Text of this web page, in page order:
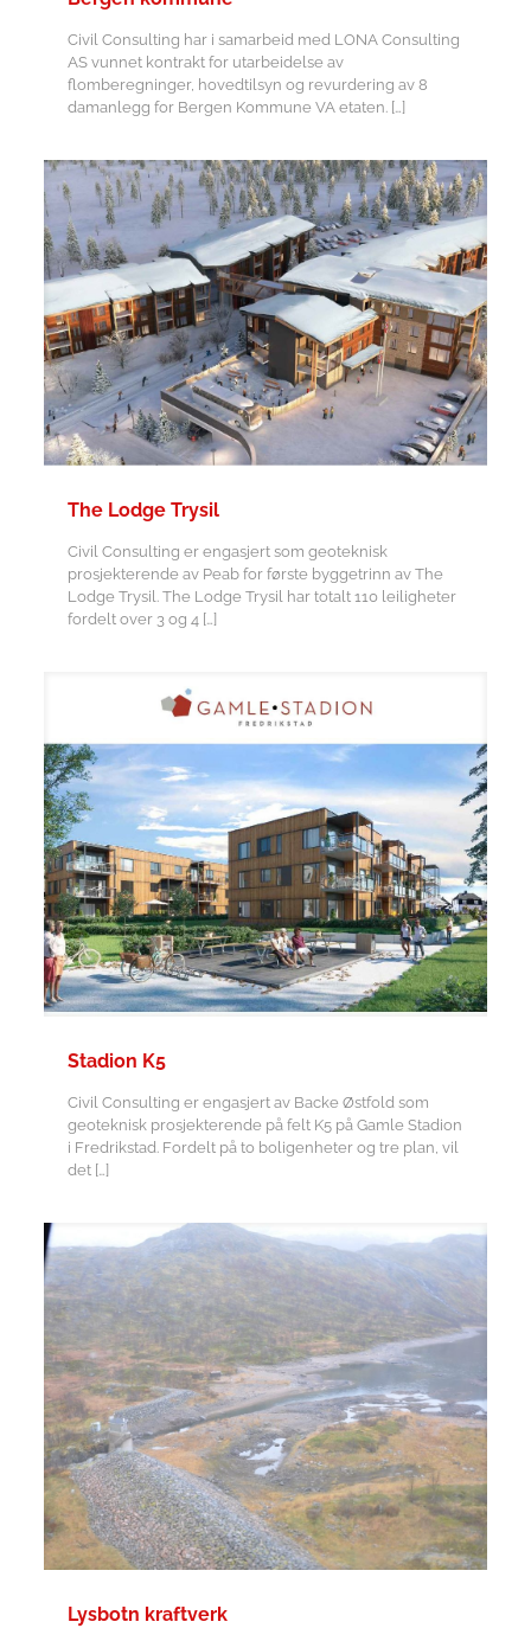
Civil Consulting har i samarbeid med LONA Consulting
AS vunnet kontrakt for utarbeidelse av
flomberegninger, hovedtilsyn og revurdering av 8
damanlegg for Bergen Kommune VA etaten. […]
The Lodge Trysil
Civil Consulting er engasjert som geoteknisk
prosjekterende av Peab for første byggetrinn av The
Lodge Trysil. The Lodge Trysil har totalt 110 leiligheter
fordelt over 3 og 4[…]
Stadion K5
Civil Consulting er engasjert av Backe Østfold som
geoteknisk prosjekterende på felt K5 på Gamle Stadion
i Fredrikstad. Fordelt på to boligenheter og tre plan, vil
det[…]
Lysbotn kraftverk